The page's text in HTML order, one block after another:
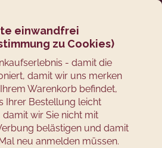
einwandfrei
zu Cookies)
- damit die
damit wir uns merken
Warenkorb befindet,
Ihrer Bestellung leicht
wir Sie nicht mit
belästigen und damit
neu anmelden müssen.